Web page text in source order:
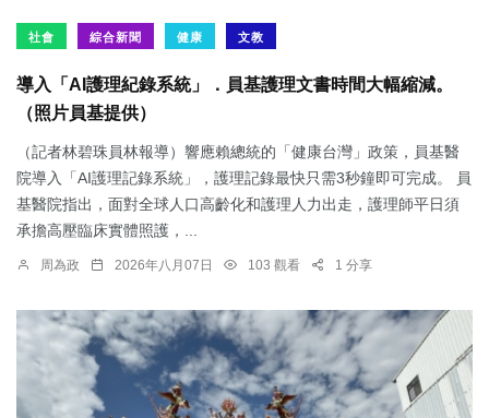
社會 綜合新聞 健康 文教
導入「AI護理紀錄系統」．員基護理文書時間大幅縮減。
（照片員基提供）
（記者林碧珠員林報導）響應賴總統的「健康台灣」政策，員基醫
院導入「AI護理記錄系統」，護理記錄最快只需3秒鐘即可完成。 員
基醫院指出，面對全球人口高齡化和護理人力出走，護理師平日須
承擔高壓臨床實體照護，...
周為政 2026年八月07日 103 觀看 1 分享